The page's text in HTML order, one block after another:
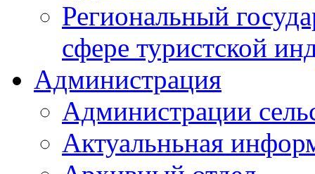
Региональный
сфере туристской
Администрация
Администрации
Актуальньная